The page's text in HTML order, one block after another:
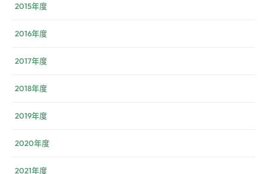
2015年度
2016年度
2017年度
2018年度
2019年度
2020年度
2021年度